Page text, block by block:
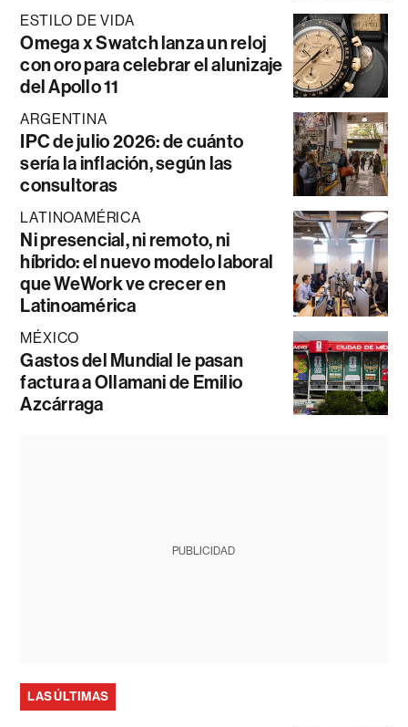
ESTILO DE VIDA
Omega x Swatch lanza un reloj
con oro para celebrar el alunizaje
del Apollo 11
ARGENTINA
IPC de julio 2026: de cuánto
sería la inflación, según las
consultoras
LATINOAMÉRICA
Ni presencial, ni remoto, ni
híbrido: el nuevo modelo laboral
que WeWork ve crecer en
Latinoamérica
MÉXICO
Gastos del Mundial le pasan
factura a Ollamani de Emilio
Azcárraga
PUBLICIDAD
LAS ÚLTIMAS